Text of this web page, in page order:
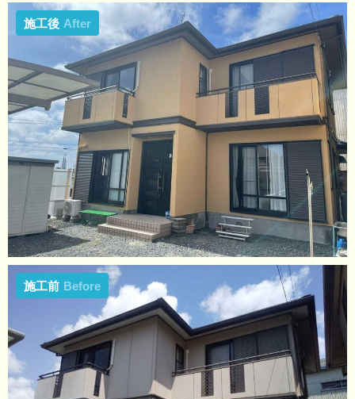
施工後 After
施工前 Before